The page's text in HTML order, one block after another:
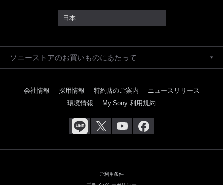
日本
ソニーストアのお買いものにあたって
会社情報 採用情報 特約店のご案内
ニュースリリース
環境情報
My Sony 利用規約
ご利用条件